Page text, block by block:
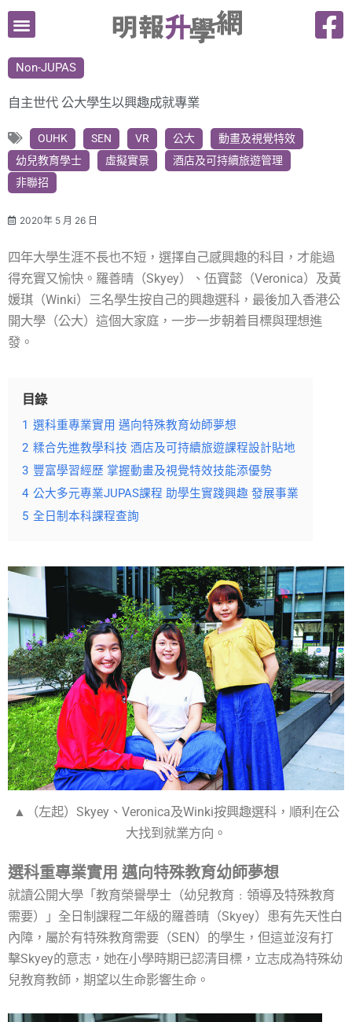
跳
要
內
Non-JUPAS
自主世代 公大學生以興趣成就專業
OUHK SEN VR 公大
動畫及視覺特效
幼兒教育學士
虛擬實景
酒店及可持續旅遊管理
非聯招
2020年 5 月 26 日
四年大學生涯不長也不短，選擇自己感興趣的科目，才能過
得充實又愉快。羅善晴（Skyey）、伍寶懿（Veronica）及黃
媛琪（Winki）三名學生按自己的興趣選科，最後加入香港公
開大學（公大）這個大家庭，一步一步朝着目標與理想進
發。
目錄
1 選科重專業實用 邁向特殊教育幼師夢想
2 糅合先進教學科技 酒店及可持續旅遊課程設計貼地
3 豐富學習經歷 掌握動畫及視覺特效技能添優勢
4 公大多元專業JUPAS課程 助學生實踐興趣 發展事業
5 全日制本科課程查詢
▲（左起）Skyey、Veronica及Winki按興趣選科，順利在公
大找到就業方向。
選科重專業實用 邁向特殊教育幼師夢想
就讀公開大學「教育榮譽學士（幼兒教育﹕領導及特殊教育
需要）」全日制課程二年級的羅善晴（Skyey）患有先天性白
內障，屬於有特殊教育需要（SEN）的學生，但這並沒有打
擊Skyey的意志，她在小學時期已認清目標，立志成為特殊幼
兒教育教師，期望以生命影響生命。